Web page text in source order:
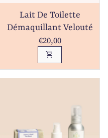
Lait De Toilette
Démaquillant Velouté
Prix normal
€20,00
shopping_cart